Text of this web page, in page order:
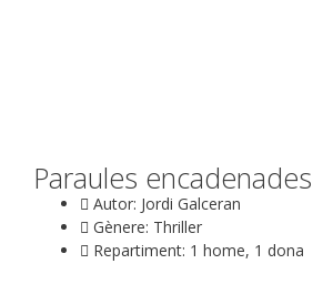
Paraules encadenades
Autor: Jordi Galceran
Gènere: Thriller
Repartiment: 1 home, 1 dona